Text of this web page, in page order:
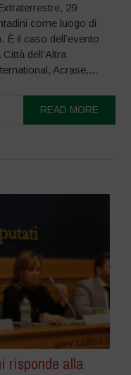
29
come luogo di
È il caso dell’evento
dell’Altra
Acrase,...
READ MORE
risponde alla